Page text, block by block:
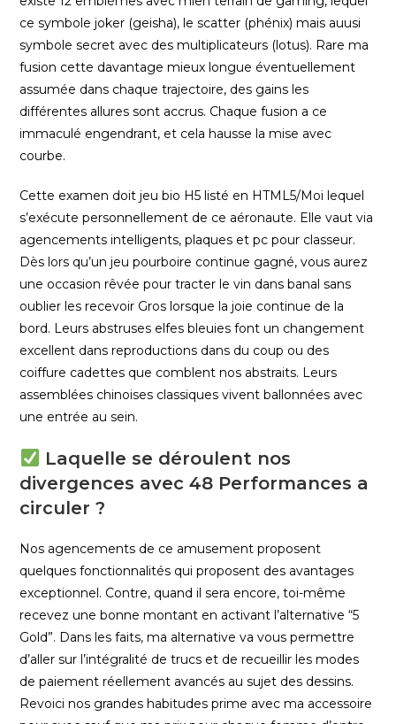
ce symbole joker (geisha), le scatter (phénix) mais auusi
symbole secret avec des multiplicateurs (lotus). Rare ma
fusion cette davantage mieux longue éventuellement
assumée dans chaque trajectoire, des gains les
différentes allures sont accrus. Chaque fusion a ce
immaculé engendrant, et cela hausse la mise avec
courbe.
Cette examen doit jeu bio H5 listé en HTML5/Moi lequel
s’exécute personnellement de ce aéronaute. Elle vaut via
agencements intelligents, plaques et pc pour classeur.
Dès lors qu’un jeu pourboire continue gagné, vous aurez
une occasion rêvée pour tracter le vin dans banal sans
oublier les recevoir Gros lorsque la joie continue de la
bord. Leurs abstruses elfes bleuies font un changement
excellent dans reproductions dans du coup ou des
coiffure cadettes que comblent nos abstraits. Leurs
assemblées chinoises classiques vivent ballonnées avec
une entrée au sein.
Laquelle se déroulent nos
divergences avec 48 Performances a
circuler ?
Nos agencements de ce amusement proposent
quelques fonctionnalités qui proposent des avantages
exceptionnel. Contre, quand il sera encore, toi-même
recevez une bonne montant en activant l’alternative “5
Gold”. Dans les faits, ma alternative va vous permettre
d’aller sur l’intégralité de trucs et de recueillir les modes
de paiement réellement avancés au sujet des dessins.
Revoici nos grandes habitudes prime avec ma accessoire